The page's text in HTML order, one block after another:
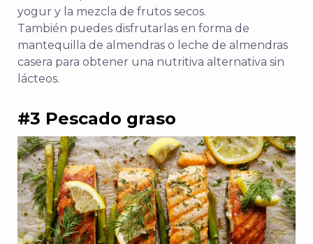
yogur y la mezcla de frutos secos.
También puedes disfrutarlas en forma de
mantequilla de almendras o leche de almendras
casera para obtener una nutritiva alternativa sin
lácteos.
#3 Pescado graso